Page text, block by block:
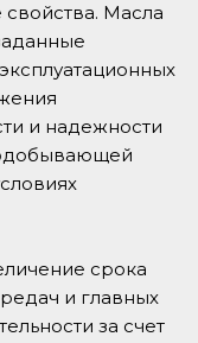
Масла
и надежности
срока
и главных
за счет